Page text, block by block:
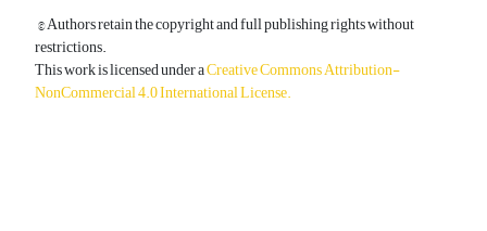
© Authors retain the copyright and full publishing rights without
restrictions.
This work is licensed under aCreative Commons Attribution-
NonCommercial 4.0 International License.